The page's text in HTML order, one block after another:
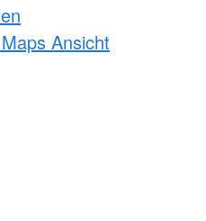
Ansicht